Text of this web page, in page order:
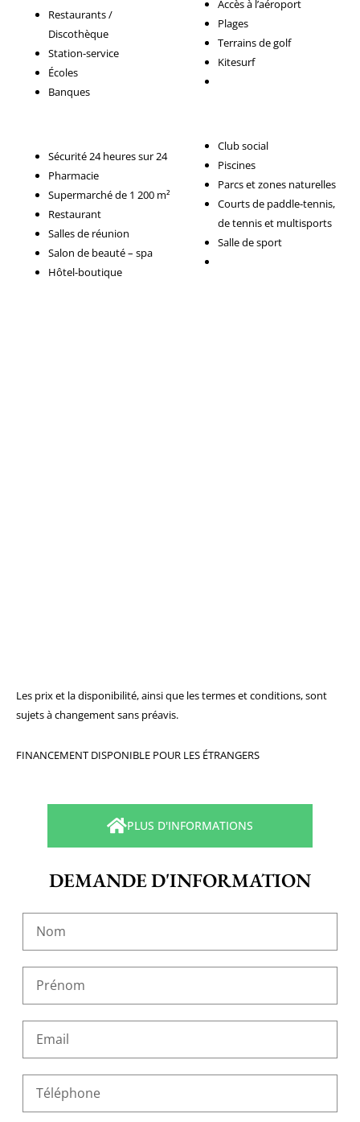
Restaurants /
Discothèque
Station-service
Écoles
Banques
Accès à l’aéroport
Plages
Terrains de golf
Kitesurf
Sécurité 24 heures sur 24
Pharmacie
Supermarché de 1 200 m²
Restaurant
Salles de réunion
Salon de beauté – spa
Hôtel-boutique
Club social
Piscines
Parcs et zones naturelles
Courts de paddle-tennis,
de tennis et multisports
Salle de sport
Les prix et la disponibilité, ainsi que les termes et conditions, sont
sujets à changement sans préavis.
FINANCEMENT DISPONIBLE POUR LES ÉTRANGERS
PLUS D'INFORMATIONS
DEMANDE D'INFORMATION